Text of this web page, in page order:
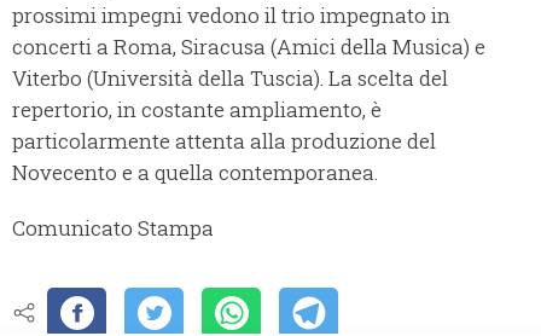
prossimi impegni vedono il trio impegnato in
concerti a Roma, Siracusa (Amici della Musica) e
Viterbo (Università della Tuscia). La scelta del
repertorio, in costante ampliamento, è
particolarmente attenta alla produzione del
Novecento e a quella contemporanea.
Comunicato Stampa